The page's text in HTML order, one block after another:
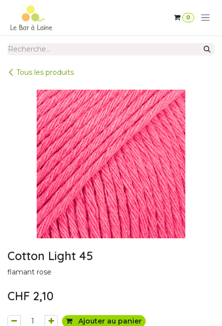
Se rendre au contenu
0
Tous les produits
Cotton Light 45
flamant rose
CHF 2,10
Ajouter au panier